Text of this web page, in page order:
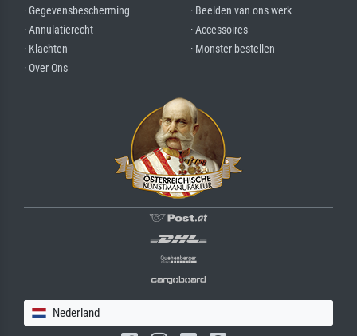
· Gegevensbescherming
· Annulatierecht
· Klachten
· Over Ons
· Beelden van ons werk
· Accessoires
· Monster bestellen
Nederland